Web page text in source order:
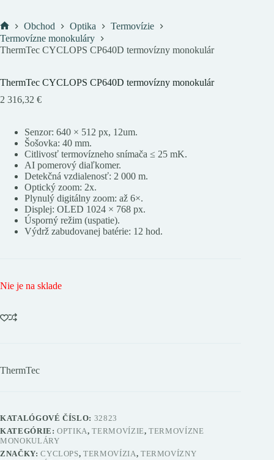
Domov
Obchod Optika
Termovízie
Termovízne monokuláry
ThermTec CYCLOPS CP640D termovízny monokulár
ThermTec CYCLOPS CP640D termovízny monokulár
2 316,32 €
Senzor: 640 × 512 px, 12um.
Šošovka: 40 mm.
Citlivosť termovízneho snímača ≤ 25 mK.
AI pomerový diaľkomer.
Detekčná vzdialenosť: 2 000 m.
Optický zoom: 2x.
Plynulý digitálny zoom: až 6×.
Displej: OLED 1024 × 768 px.
Úsporný režim (uspatie).
Výdrž zabudovanej batérie: 12 hod.
Nie je na sklade
ThermTec
KATALÓGOVÉ ČÍSLO: 32823
KATEGÓRIE:OPTIKA,TERMOVÍZIE,TERMOVÍZNE
MONOKULÁRY
ZNAČKY:CYCLOPS,TERMOVÍZIA, TERMOVÍZNY